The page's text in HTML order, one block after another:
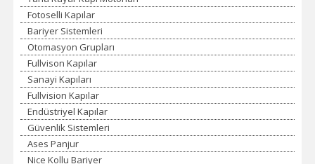
Fotoselli Kapılar
Bariyer Sistemleri
Otomasyon Grupları
Fullvison Kapılar
Sanayi Kapıları
Fullvision Kapılar
Endüstriyel Kapılar
Güvenlik Sistemleri
Ases Panjur
Nice Kollu Bariyer